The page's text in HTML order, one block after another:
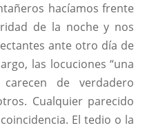
hacíamos frente
de la noche y nos
ante otro día de
las locuciones “una
de verdadero
Cualquier parecido
El tedio o la